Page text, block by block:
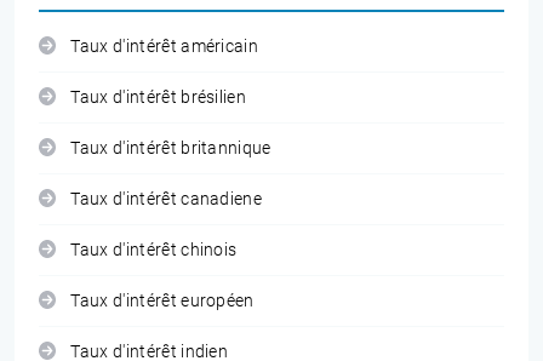
Taux d'intérêt américain
Taux d'intérêt brésilien
Taux d'intérêt britannique
Taux d'intérêt canadiene
Taux d'intérêt chinois
Taux d'intérêt européen
Taux d'intérêt indien